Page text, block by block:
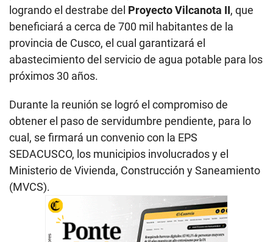
logrando el destrabe del Proyecto Vilcanota II, que
beneficiará a cerca de 700 mil habitantes de la
provincia de Cusco, el cual garantizará el
abastecimiento del servicio de agua potable para los
próximos 30 años.
Durante la reunión se logró el compromiso de
obtener el paso de servidumbre pendiente, para lo
cual, se firmará un convenio con la EPS
SEDACUSCO, los municipios involucrados y el
Ministerio de Vivienda, Construcción y Saneamiento
(MVCS).